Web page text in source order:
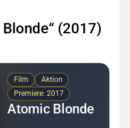
(2017)
Film
Aktion
Premiere: 2017
Atomic Blonde